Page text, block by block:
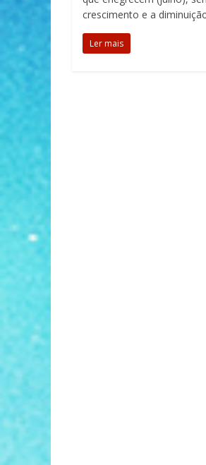
crescimento e a
Ler mais